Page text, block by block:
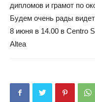
дипломов и грамот по
Будем очень рады
8 июня в 14.00 в Centro
Altea